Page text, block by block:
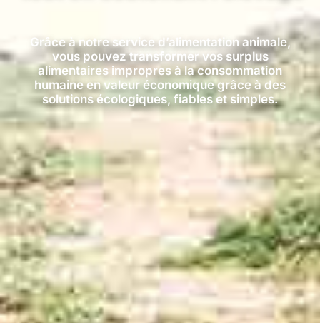
Grâce à notre service d’alimentation animale,
vous pouvez transformer vos surplus
alimentaires impropres à la consommation
humaine en valeur économique grâce à des
solutions écologiques, fiables et simples.